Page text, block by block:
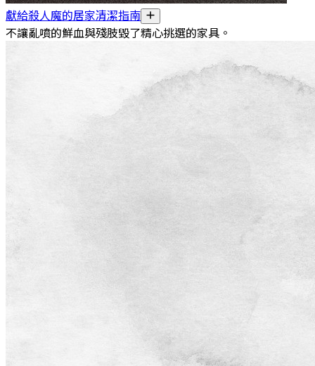
獻給殺人魔的居家清潔指南
不讓亂噴的鮮血與殘肢毀了精心挑選的家具。